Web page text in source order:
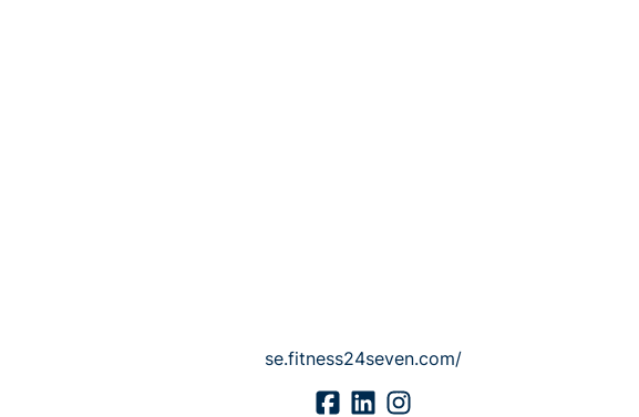
se.fitness24seven.com/